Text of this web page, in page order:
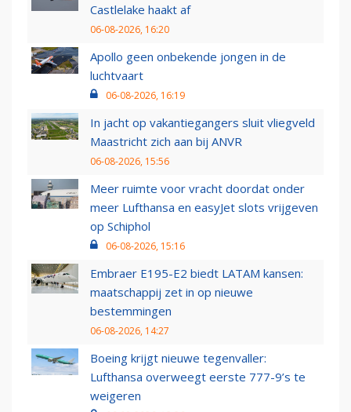
Castlelake haakt af
06-08-2026, 16:20
Apollo geen onbekende jongen in de
luchtvaart
06-08-2026, 16:19
In jacht op vakantiegangers sluit vliegveld
Maastricht zich aan bij ANVR
06-08-2026, 15:56
Meer ruimte voor vracht doordat onder
meer Lufthansa en easyJet slots vrijgeven
op Schiphol
06-08-2026, 15:16
Embraer E195-E2 biedt LATAM kansen:
maatschappij zet in op nieuwe
bestemmingen
06-08-2026, 14:27
Boeing krijgt nieuwe tegenvaller:
Lufthansa overweegt eerste 777-9’s te
weigeren